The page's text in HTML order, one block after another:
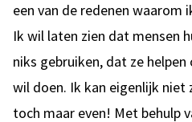
een van de redenen waarom
Ik wil laten zien dat mensen
niks gebruiken, dat ze
wil doen. Ik kan eigenlijk niet
toch maar even! Met behulp